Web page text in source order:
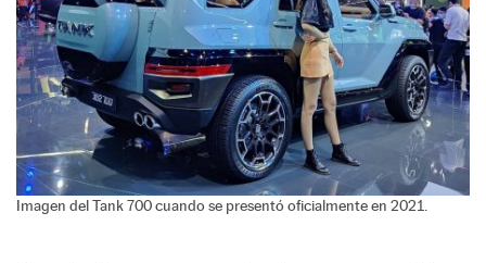
Imagen del Tank 700 cuando se presentó oficialmente en 2021.